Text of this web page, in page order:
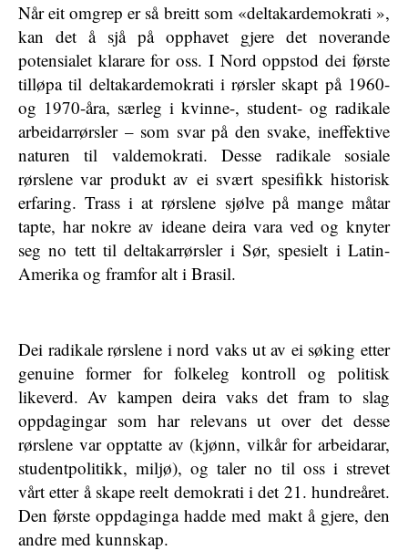
Når eit omgrep er så breitt som «deltakardemokrati »,
kan det å sjå på opphavet gjere det noverande
potensialet klarare for oss. I Nord oppstod dei første
tilløpa til deltakardemokrati i rørsler skapt på 1960-
og 1970-åra, særleg i kvinne-, student- og radikale
arbeidarrørsler – som svar på den svake, ineffektive
naturen til valdemokrati. Desse radikale sosiale
rørslene var produkt av ei svært spesifikk historisk
erfaring. Trass i at rørslene sjølve på mange måtar
tapte, har nokre av ideane deira vara ved og knyter
seg no tett til deltakarrørsler i Sør, spesielt i Latin-
Amerika og framfor alt i Brasil.
Dei radikale rørslene i nord vaks ut av ei søking etter
genuine former for folkeleg kontroll og politisk
likeverd. Av kampen deira vaks det fram to slag
oppdagingar som har relevans ut over det desse
rørslene var opptatte av (kjønn, vilkår for arbeidarar,
studentpolitikk, miljø), og taler no til oss i strevet
vårt etter å skape reelt demokrati i det 21. hundreåret.
Den første oppdaginga hadde med makt å gjere, den
andre med kunnskap.